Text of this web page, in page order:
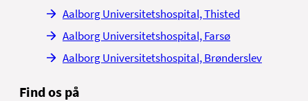
Aalborg Universitetshospital, Thisted
Aalborg Universitetshospital, Farsø
Aalborg Universitetshospital, Brønderslev
Find os på